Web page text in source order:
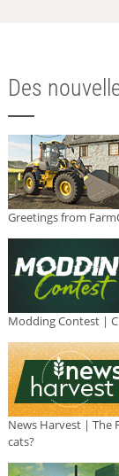
Des
Greetings from
Modding Contest |
News Harvest | The
cats?